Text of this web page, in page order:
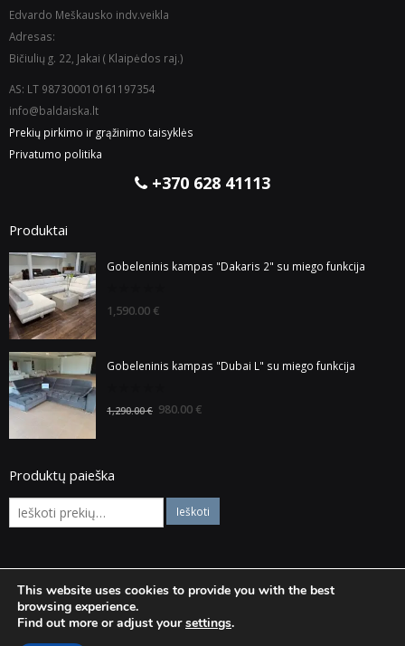
Edvardo Meškausko indv.veikla
Adresas:
Bičiulių g. 22, Jakai ( Klaipėdos raj.)
AS: LT 987300010161197354
info@baldaiska.lt
Prekių pirkimo ir grąžinimo taisyklės
Privatumo politika
+370 628 41113
Produktai
Gobeleninis kampas "Dakaris 2" su miego funkcija
out
1,590.00 €
Gobeleninis kampas "Dubai L" su miego funkcija
out
1,290.00€ 980.00 €
Produktų paieška
© Visos teisės saugomos Baldaiska.lt
This website uses cookies to provide you with the best
browsing experience.
Find out more or adjust yoursettings.